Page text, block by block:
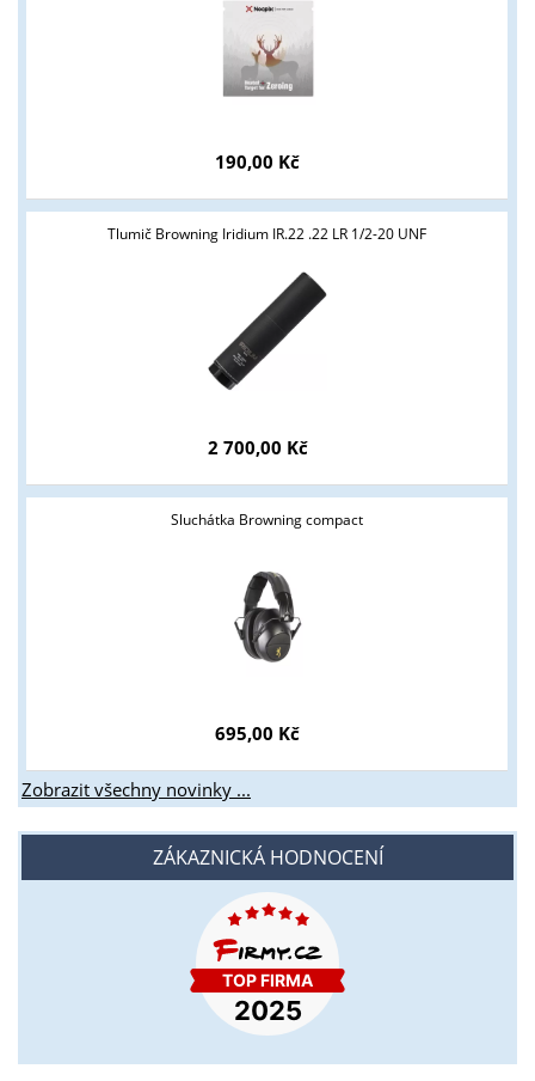
190,00 Kč
Tlumič Browning Iridium IR.22 .22 LR 1/2-20 UNF
2 700,00 Kč
Sluchátka Browning compact
695,00 Kč
Zobrazit všechny novinky ...
ZÁKAZNICKÁ HODNOCENÍ
Tyto stránky jsou určeny pouze odborné veřejnosti od 18 let a
podnikatelům v oblasti zbraně a střelivo. Splňujete tyto
podmínky?
ANO